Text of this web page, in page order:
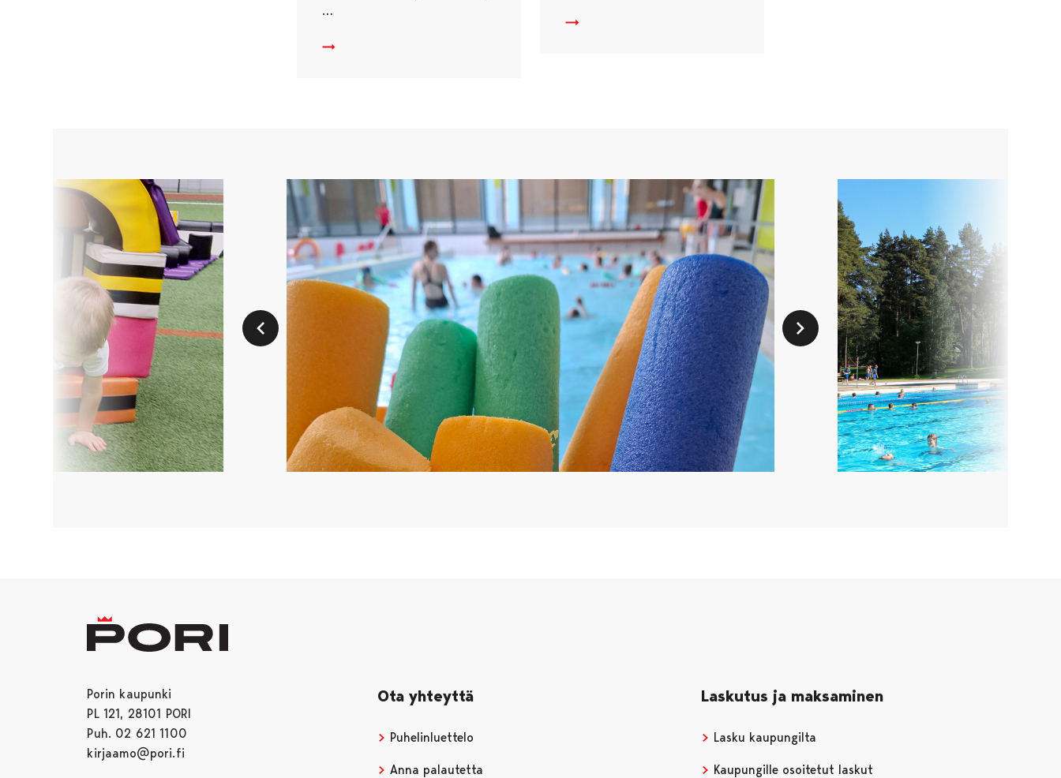
…
Kaupunki huomioi menestyneitä porilaiskiekkoilijoita lahjoittamalla 10 000 euroa lasten ja nuorten jääkiekkoharrastuksen
Porin stadionin peruskorjausurakka valmistui – kunnostetut puitteet parantavat
Aikaisempi dia Seuraava dia
Porin kaupunki
PL 121, 28101 PORI
Puh. 02 621 1100
kirjaamo@pori.fi
Ota yhteyttä
Puhelinluettelo
Anna palautetta
Laskutus ja maksaminen
Lasku kaupungilta
Kaupungille osoitetut laskut